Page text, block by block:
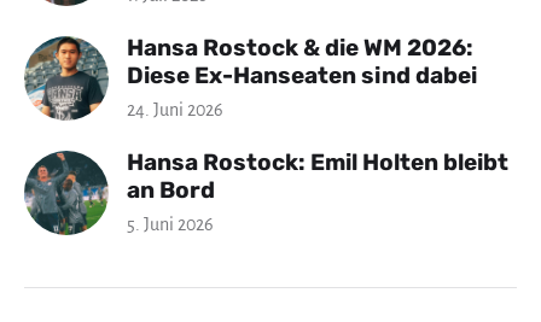
Hansa Rostock & die WM 2026:
Diese Ex-Hanseaten sind dabei
24. Juni 2026
Hansa Rostock: Emil Holten bleibt
an Bord
5. Juni 2026